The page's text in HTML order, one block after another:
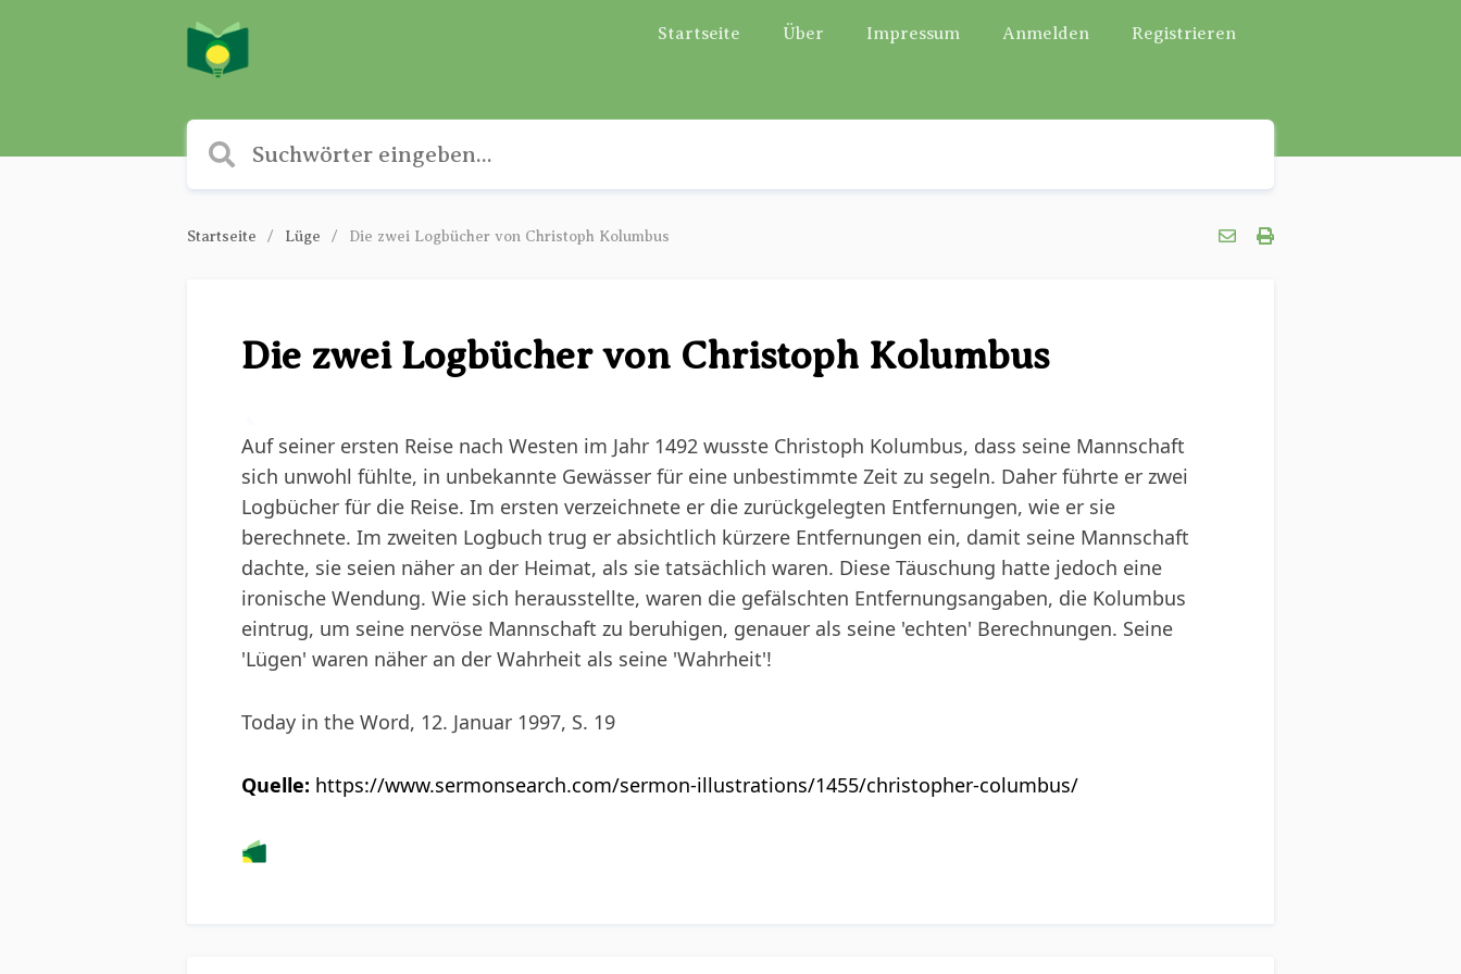
Startseite Über Impressum Anmelden Registrieren
Startseite Lüge Die zwei Logbücher von Christoph Kolumbus
Die zwei Logbücher von Christoph Kolumbus
Auf seiner ersten Reise nach Westen im Jahr 1492 wusste Christoph Kolumbus, dass seine Mannschaft
sich unwohl fühlte, in unbekannte Gewässer für eine unbestimmte Zeit zu segeln. Daher führte er zwei
Logbücher für die Reise. Im ersten verzeichnete er die zurückgelegten Entfernungen, wie er sie
berechnete. Im zweiten Logbuch trug er absichtlich kürzere Entfernungen ein, damit seine Mannschaft
dachte, sie seien näher an der Heimat, als sie tatsächlich waren. Diese Täuschung hatte jedoch eine
ironische Wendung. Wie sich herausstellte, waren die gefälschten Entfernungsangaben, die Kolumbus
eintrug, um seine nervöse Mannschaft zu beruhigen, genauer als seine 'echten' Berechnungen. Seine
'Lügen' waren näher an der Wahrheit als seine 'Wahrheit'!
Today in the Word, 12. Januar 1997, S. 19
Quelle: https://www.sermonsearch.com/sermon-illustrations/1455/christopher-columbus/